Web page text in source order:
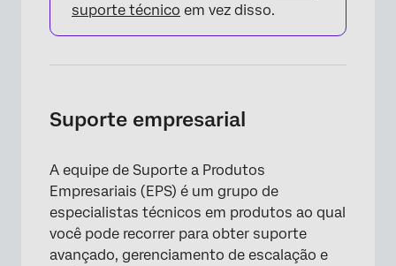
suporte técnico em vez disso.
Suporte empresarial
A equipe de Suporte a Produtos
Empresariais (EPS) é um grupo de
especialistas técnicos em produtos ao qual
você pode recorrer para obter suporte
avançado, gerenciamento de escalação e